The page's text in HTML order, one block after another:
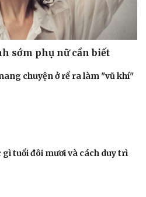
sớm phụ nữ cần biết
chuyện ở rể ra làm "vũ khí"
gì tuổi đôi mươi và cách duy trì